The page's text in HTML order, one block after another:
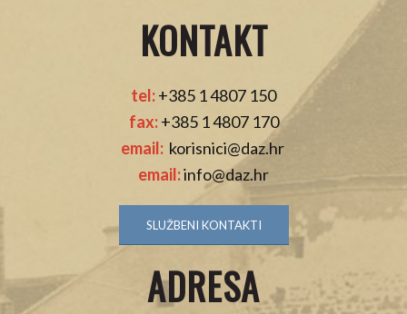
KONTAKT
tel:+385 1 4807 150
fax:+385 1 4807 170
email: korisnici@daz.hr
email:info@daz.hr
SLUŽBENI KONTAKTI
ADRESA